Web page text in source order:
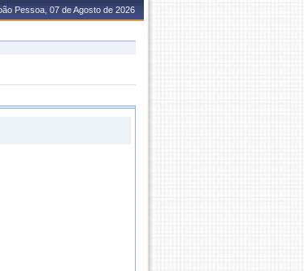
Pessoa, 07 de Agosto de 2026